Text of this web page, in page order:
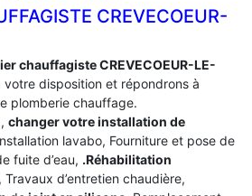
CREVECOEUR-
chauffagiste CREVECOEUR-LE-
votre disposition et répondrons à
plomberie chauffage.
changer votre installation de
lavabo, Fourniture et pose de
fuite d’eau, .Réhabilitation
, Travaux d’entretien chaudière,